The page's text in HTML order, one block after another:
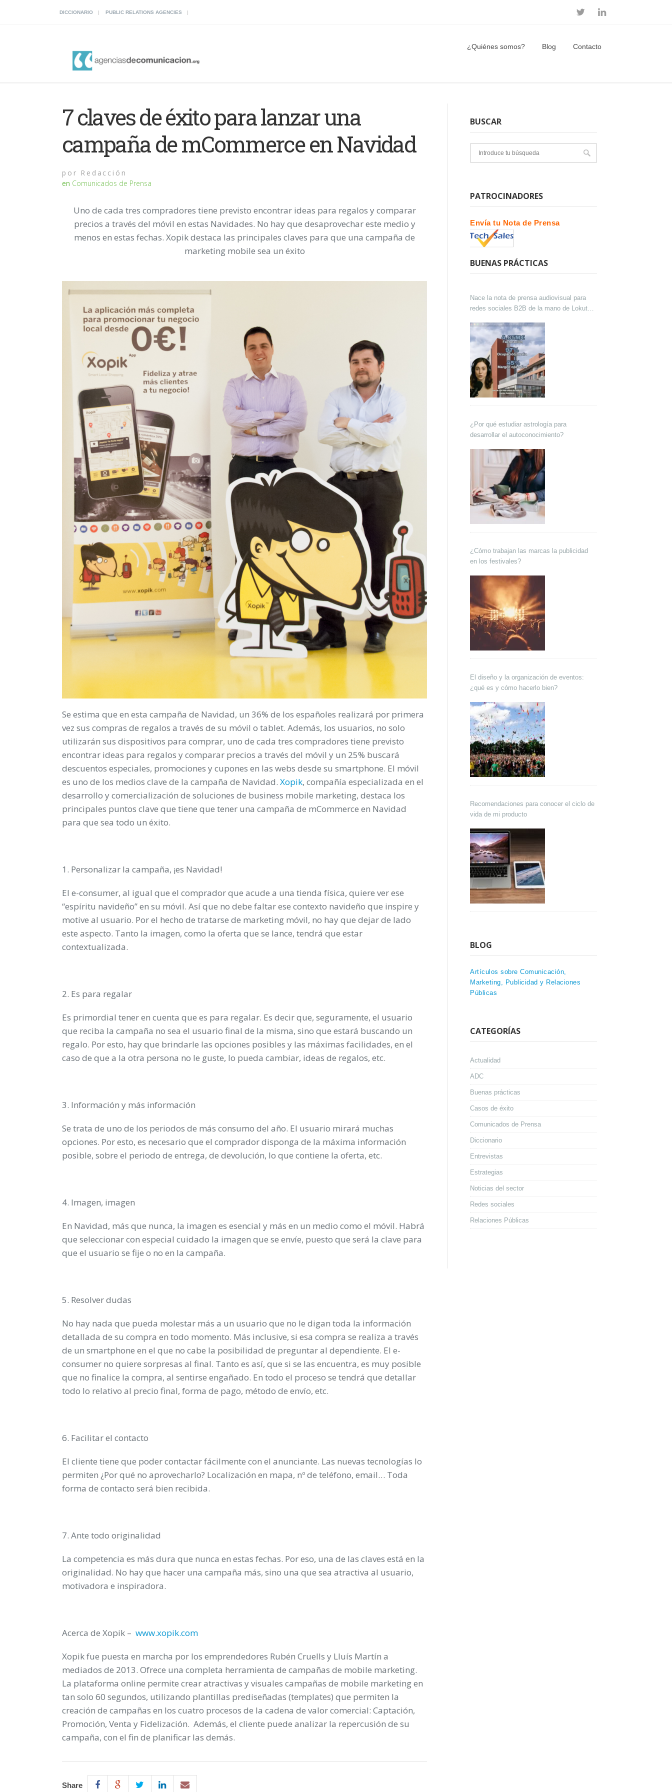
DICCIONARIO PUBLIC RELATIONS AGENCIES
¿Quiénes somos? Blog Contacto
7 claves de éxito para lanzar una
campaña de mCommerce en Navidad
por Redacción
en Comunicados de Prensa
Uno de cada tres compradores tiene previsto encontrar ideas para regalos y comparar
precios a través del móvil en estas Navidades. No hay que desaprovechar este medio y
menos en estas fechas. Xopik destaca las principales claves para que una campaña de
marketing mobile sea un éxito
Se estima que en esta campaña de Navidad, un 36% de los españoles realizará por primera
vez sus compras de regalos a través de su móvil o tablet. Además, los usuarios, no solo
utilizarán sus dispositivos para comprar, uno de cada tres compradores tiene previsto
encontrar ideas para regalos y comparar precios a través del móvil y un 25% buscará
descuentos especiales, promociones y cupones en las webs desde su smartphone. El móvil
es uno de los medios clave de la campaña de Navidad. Xopik, compañía especializada en el
desarrollo y comercialización de soluciones de business mobile marketing, destaca los
principales puntos clave que tiene que tener una campaña de mCommerce en Navidad
para que sea todo un éxito.
1. Personalizar la campaña, ¡es Navidad!
El e-consumer, al igual que el comprador que acude a una tienda física, quiere ver ese
“espíritu navideño” en su móvil. Así que no debe faltar ese contexto navideño que inspire y
motive al usuario. Por el hecho de tratarse de marketing móvil, no hay que dejar de lado
este aspecto. Tanto la imagen, como la oferta que se lance, tendrá que estar
contextualizada.
2. Es para regalar
Es primordial tener en cuenta que es para regalar. Es decir que, seguramente, el usuario
que reciba la campaña no sea el usuario final de la misma, sino que estará buscando un
regalo. Por esto, hay que brindarle las opciones posibles y las máximas facilidades, en el
caso de que a la otra persona no le guste, lo pueda cambiar, ideas de regalos, etc.
3. Información y más información
Se trata de uno de los periodos de más consumo del año. El usuario mirará muchas
opciones. Por esto, es necesario que el comprador disponga de la máxima información
posible, sobre el periodo de entrega, de devolución, lo que contiene la oferta, etc.
4. Imagen, imagen
En Navidad, más que nunca, la imagen es esencial y más en un medio como el móvil. Habrá
que seleccionar con especial cuidado la imagen que se envíe, puesto que será la clave para
que el usuario se fije o no en la campaña.
5. Resolver dudas
No hay nada que pueda molestar más a un usuario que no le digan toda la información
detallada de su compra en todo momento. Más inclusive, si esa compra se realiza a través
de un smartphone en el que no cabe la posibilidad de preguntar al dependiente. El e-
consumer no quiere sorpresas al final. Tanto es así, que si se las encuentra, es muy posible
que no finalice la compra, al sentirse engañado. En todo el proceso se tendrá que detallar
todo lo relativo al precio final, forma de pago, método de envío, etc.
6. Facilitar el contacto
El cliente tiene que poder contactar fácilmente con el anunciante. Las nuevas tecnologías lo
permiten ¿Por qué no aprovecharlo? Localización en mapa, nº de teléfono, email… Toda
forma de contacto será bien recibida.
7. Ante todo originalidad
La competencia es más dura que nunca en estas fechas. Por eso, una de las claves está en la
originalidad. No hay que hacer una campaña más, sino una que sea atractiva al usuario,
motivadora e inspiradora.
Acerca de Xopik – www.xopik.com
Xopik fue puesta en marcha por los emprendedores Rubén Cruells y Lluís Martín a
mediados de 2013. Ofrece una completa herramienta de campañas de mobile marketing.
La plataforma online permite crear atractivas y visuales campañas de mobile marketing en
tan solo 60 segundos, utilizando plantillas prediseñadas (templates) que permiten la
creación de campañas en los cuatro procesos de la cadena de valor comercial: Captación,
Promoción, Venta y Fidelización. Además, el cliente puede analizar la repercusión de su
campaña, con el fin de planificar las demás.
Share
BUSCAR
PATROCINADORES
Envía tu Nota de Prensa
BUENAS PRÁCTICAS
Nace la nota de prensa audiovisual para
redes sociales B2B de la mano de Lokutor
¿Por qué estudiar astrología para
desarrollar el autoconocimiento?
¿Cómo trabajan las marcas la publicidad
en los festivales?
El diseño y la organización de eventos:
¿qué es y cómo hacerlo bien?
Recomendaciones para conocer el ciclo de
vida de mi producto
BLOG
Artículos sobre Comunicación,
Marketing, Publicidad y Relaciones
Públicas
CATEGORÍAS
Actualidad
ADC
Buenas prácticas
Casos de éxito
Comunicados de Prensa
Diccionario
Entrevistas
Estrategias
Noticias del sector
Redes sociales
Relaciones Públicas